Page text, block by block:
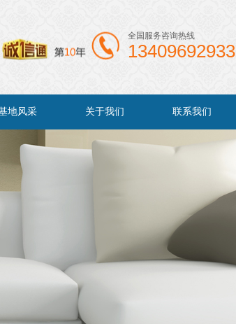
全国服务咨询热线
13409692933
地风采 关于我们 联系我们